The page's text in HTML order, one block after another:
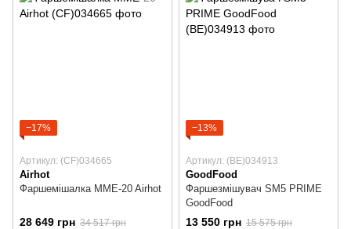
−17%
Артикул: (CF)034665
Airhot
Фаршемішалка MME-20 Airhot
28 649 грн 34 517 грн
−13%
Артикул: (BE)034913
GoodFood
Фаршезмішувач SM5 PRIME
GoodFood
13 550 грн 15 575 грн